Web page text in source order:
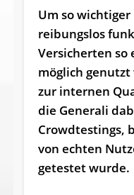
Um so wichtiger
reibungslos
Versicherten
möglich
zur internen
die Generali
Crowdtestings,
von echten
getestet wurde.